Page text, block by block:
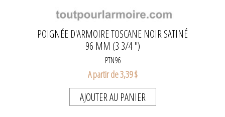
POIGNÉE D'ARMOIRE TOSCANE NOIR SATINÉ
96 MM (3 3/4 ")
PTN96
A partir de 3,39 $
AJOUTER AU PANIER